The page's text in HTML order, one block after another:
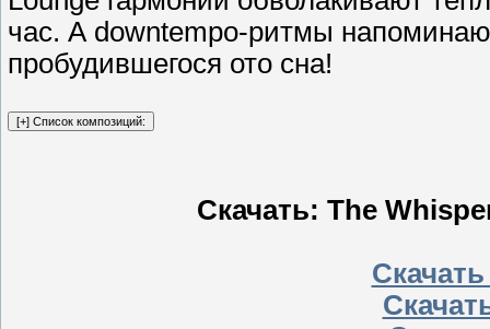
час. А downtempo‑ритмы
пробудившегося ото сна!
Скачать: The